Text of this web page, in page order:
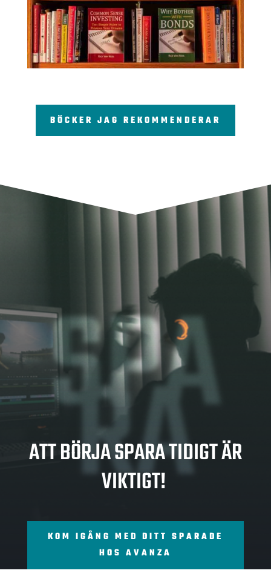
BÖCKER JAG REKOMMENDERAR
SPA
RA
ATT BÖRJA SPARA TIDIGT ÄR
VIKTIGT!
KOM IGÅNG MED DITT SPARADE
HOS AVANZA